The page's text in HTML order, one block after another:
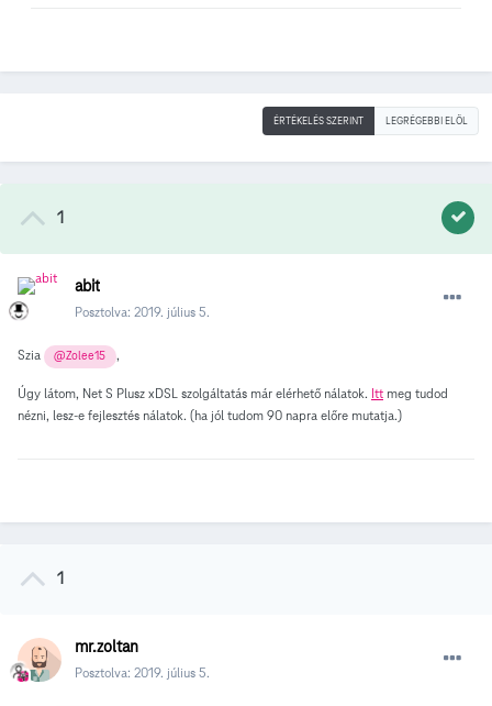
ÉRTÉKELÉS SZERINT LEGRÉGEBBI ELÖL
1
abit
Posztolva: 2019. július 5.
Szia @Zolee15 ,
Úgy látom, Net S Plusz xDSL szolgáltatás már elérhető nálatok. Itt meg tudod
nézni, lesz-e fejlesztés nálatok. (ha jól tudom 90 napra előre mutatja.)
1
mr.zoltan
Posztolva: 2019. július 5.